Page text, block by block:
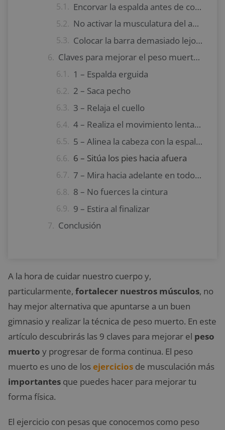
Encorvar la espalda antes de comenzar y levantar el peso
No activar la musculatura del abdomen
Colocar la barra demasiado lejos de nuestro cuerpo
Claves para mejorar el peso muerto y progresar de forma continua
1 – Espalda erguida
2 – Saca pecho
3 – Relaja el cuello
4 – Realiza el movimiento lentamente
5 – Alinea la cabeza con la espalda
6 – Sitúa los pies hacia afuera
7 – Mira hacia adelante en todo momento
8 – No fuerces la cintura
9 – Estira al finalizar
Conclusión
A la hora de cuidar nuestro cuerpo y,
particularmente, fortalecer nuestros músculos, no
hay mejor alternativa que apuntarse a un buen
gimnasio y realizar la técnica de peso muerto. En este
artículo descubrirás las 9 claves para mejorar el peso
muerto y progresar de forma continua. El peso
muerto es uno de losejercicios de musculación más
importantes que puedes hacer para mejorar tu
forma física.
El ejercicio con pesas que conocemos como peso